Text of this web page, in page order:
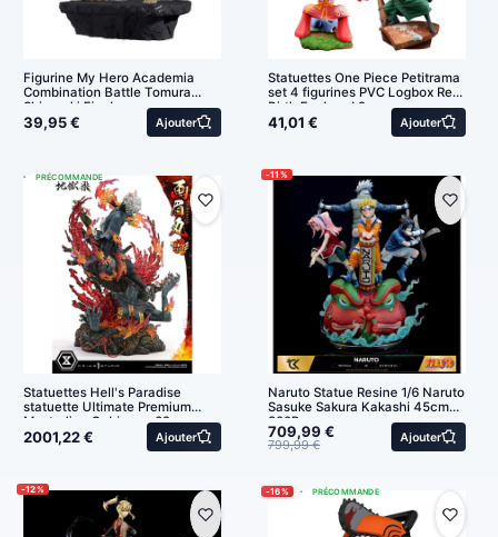
Figurine My Hero Academia
Combination Battle Tomura
Shigaraki Finale ...
39,95 € Ajouter
Statuettes One Piece Petitrama
set 4 figurines PVC Logbox Re
Birth Egghead 9 cm
41,01 € Ajouter
PRÉCOMMANDE
Statuettes Hell's Paradise
statuette Ultimate Premium
Masterline Gabimaru 62 cm
2001,22 € Ajouter
-11%
Naruto Statue Resine 1/6 Naruto
Sasuke Sakura Kakashi 45cm
300Pcs
709,99 €
799,99 € Ajouter
-12% -16% PRÉCOMMANDE